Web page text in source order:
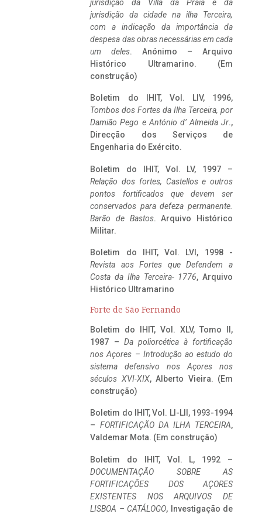
jurisdição da Villa da Praia e da
jurisdição da cidade na ilha Terceira,
com a indicação da importância da
despesa das obras necessárias em cada
um deles. Anónimo – Arquivo
Histórico Ultramarino. (Em
construção)
Boletim do IHIT, Vol. LIV, 1996,
Tombos dos Fortes da Ilha Terceira, por
Damião Pego e António d’ Almeida Jr.,
Direcção dos Serviços de
Engenharia do Exército.
Boletim do IHIT, Vol. LV, 1997 –
Relação dos fortes, Castellos e outros
pontos fortificados que devem ser
conservados para defeza permanente.
Barão de Bastos. Arquivo Histórico
Militar.
Boletim do IHIT, Vol. LVI, 1998 -
Revista aos Fortes que Defendem a
Costa da Ilha Terceira- 1776, Arquivo
Histórico Ultramarino
Forte de São Fernando
Boletim do IHIT, Vol. XLV, Tomo II,
1987 – Da poliorcética à fortificação
nos Açores – Introdução ao estudo do
sistema defensivo nos Açores nos
séculos XVI-XIX, Alberto Vieira. (Em
construção)
Boletim do IHIT, Vol. LI-LII, 1993-1994
– FORTIFICAÇÃO DA ILHA TERCEIRA,
Valdemar Mota. (Em construção)
Boletim do IHIT, Vol. L, 1992 –
DOCUMENTAÇÃO SOBRE AS
FORTIFICAÇÕES DOS AÇORES
EXISTENTES NOS ARQUIVOS DE
LISBOA – CATÁLOGO, Investigação de